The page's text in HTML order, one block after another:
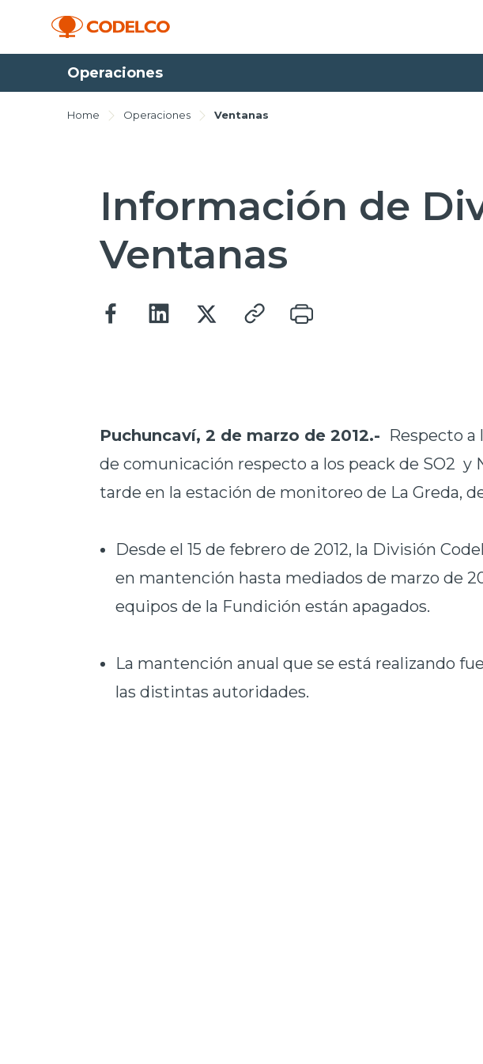
Operaciones
Home Operaciones Ventanas
Información de
Ventanas
Puchuncaví, 2 de marzo de 2012.- Respecto a
de comunicación respecto a los peack de SO2 y
tarde en la estación de monitoreo de La Greda,
Desde el 15 de febrero de 2012, la División
en mantención hasta mediados de marzo de
equipos de la Fundición están apagados.
La mantención anual que se está realizando
las distintas autoridades.